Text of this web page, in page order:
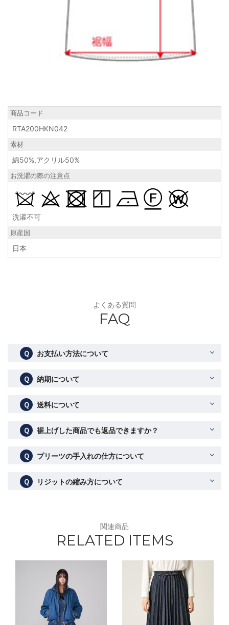
商品コード
RTA200HKN042
素材
綿50%,アクリル50%
お洗濯の際の注意点
洗濯不可
原産国
日本
よくある質問
FAQ
Ｑ お支払い方法について
Ｑ 納期について
Ｑ 送料について
Ｑ 裾上げした商品でも返品できますか？
Ｑ プリーツの手入れの仕方について
Ｑ リジットの縮み方について
関連商品
RELATED ITEMS